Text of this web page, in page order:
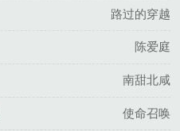
路过的穿越
陈爱庭
南甜北咸
使命召唤